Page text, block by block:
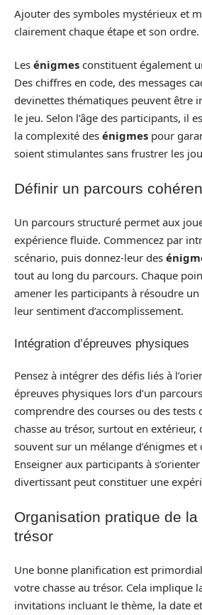
Ajouter des symboles mystérieux et
clairement chaque étape et son ordre.
Les énigmes constituent également
Des chiffres en code, des messages
devinettes thématiques peuvent être
le jeu. Selon l’âge des participants, il
la complexité des énigmes pour
soient stimulantes sans frustrer les
Définir un parcours
Un parcours structuré permet aux
expérience fluide. Commencez par
scénario, puis donnez-leur des
tout au long du parcours. Chaque
amener les participants à résoudre
leur sentiment d’accomplissement.
Intégration d’épreuves physiques
Pensez à intégrer des défis liés à
épreuves physiques lors d’un
comprendre des courses ou des tests
chasse au trésor, surtout en extérieur,
souvent sur un mélange d’énigmes et
Enseigner aux participants à
divertissant peut constituer une
Organisation pratique de
trésor
Une bonne planification est
votre chasse au trésor. Cela implique
invitations incluant le thème, la date